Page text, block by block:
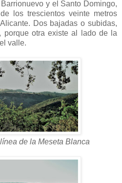
y el Santo Domingo,
los trescientos veinte metros
Dos bajadas o subidas,
porque otra existe al lado de la
valle.
de la Meseta Blanca